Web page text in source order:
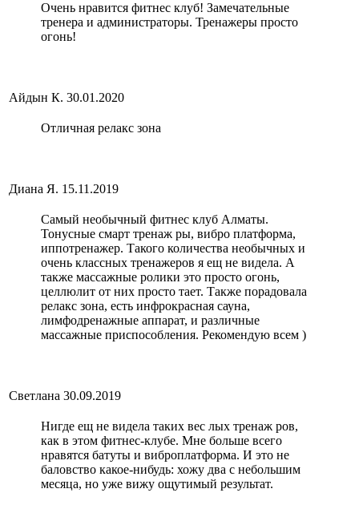
Очень нравится фитнес клуб! Замечательные
тренера и администраторы. Тренажеры просто
огонь!
Айдын К. 30.01.2020
Отличная релакс зона
Диана Я. 15.11.2019
Самый необычный фитнес клуб Алматы.
Тонусные смарт тренаж ры, вибро платформа,
иппотренажер. Такого количества необычных и
очень классных тренажеров я ещ не видела. А
также массажные ролики это просто огонь,
целлюлит от них просто тает. Также порадовала
релакс зона, есть инфрокрасная сауна,
лимфодренажные аппарат, и различные
массажные приспособления. Рекомендую всем )
Светлана 30.09.2019
Нигде ещ не видела таких вес лых тренаж ров,
как в этом фитнес-клубе. Мне больше всего
нравятся батуты и виброплатформа. И это не
баловство какое-нибудь: хожу два с небольшим
месяца, но уже вижу ощутимый результат.